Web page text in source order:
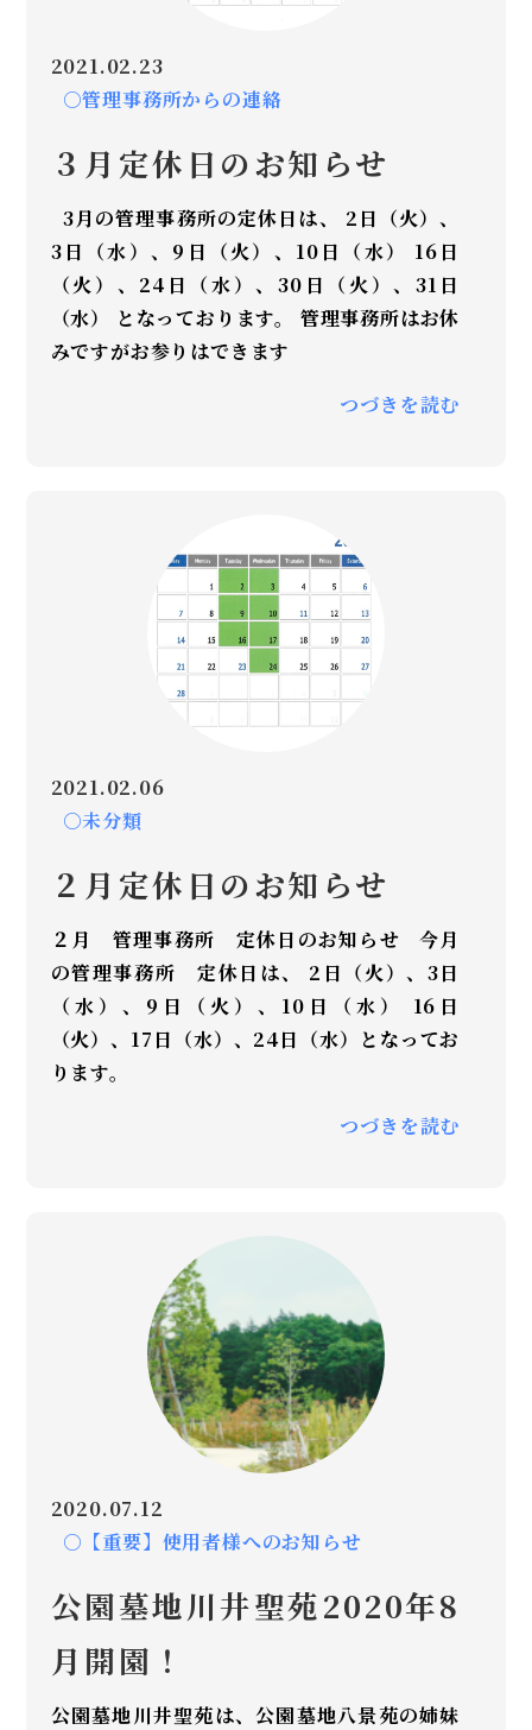
2021.02.23
○管理事務所からの連絡
３月定休日のお知らせ
3月の管理事務所の定休日は、 2日（火）、
3日（水）、9日（火）、10日（水） 16日
（火）、24日（水）、30日（火）、31日
（水） となっております。 管理事務所はお休
みですがお参りはできます
つづきを読む
2021.02.06
○未分類
２月定休日のお知らせ
２月 管理事務所 定休日のお知らせ 今月
の管理事務所 定休日は、 2日（火）、3日
（水）、9日（火）、10日（水） 16日
（火）、17日（水）、24日（水）となってお
ります。
つづきを読む
2020.07.12
○【重要】使用者様へのお知らせ
公園墓地川井聖苑2020年8
月開園！
公園墓地川井聖苑は、公園墓地八景苑の姉妹